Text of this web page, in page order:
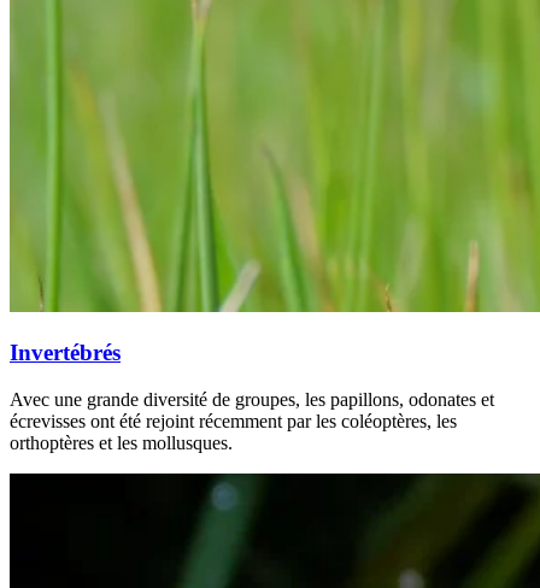
Invertébrés
Avec une grande diversité de groupes, les papillons, odonates et
écrevisses ont été rejoint récemment par les coléoptères, les
orthoptères et les mollusques.